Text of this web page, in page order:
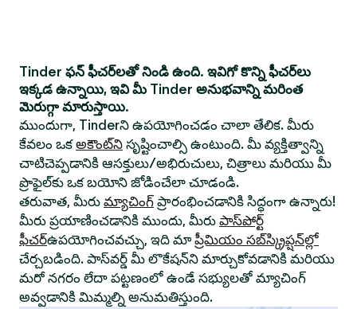
Tinder ఫన్ ఫీచర్‌లతో నిండి ఉంది. ఇవిగో కొన్ని ఫీచర్‌లు
ఇక్కడ ఉన్నాయి, ఇవి మీ Tinder అనుభవాన్ని మరింత
మెరుగ్గా మారుస్తాయి.
ముందుగా, Tinderని ఉపయోగించడం చాలా తేలిక. మీరు
కేవలం ఒకఅకౌంట్‌ని సృష్టించాల్సి ఉంటుంది. మీ వ్యక్తిత్వాన్ని
చాటిచెప్పడానికి ఆసక్తులు/అభిరుచులు, చిత్రాలు మరియు మీ
ప్రొఫైల్‌కు ఒక బయోని జోడించేలా చూడండి.
తరువాత, మీరు మ్యాచింగ్ ప్రారంభించడానికి సిద్ధంగా ఉన్నారు!
మీరు ప్రయాణించడానికి ముందు, మీరు పాస్‌పోర్ట్
ఫీచర్ఉపయోగించవచ్చు, ఇది మాప్రీమియం సబ్‌స్క్రిప్షన్‌ల్లో
చేర్చబడింది. పాస్‌వర్డ్ మీ లొకేషన్‌ని మార్చుకోవడానికి మరియు
మరో నగరం లేదా పట్టణంలో ఉండే సభ్యులతో మ్యాచింగ్
అవ్వడానికి మిమ్మల్ని అనుమతిస్తుంది.